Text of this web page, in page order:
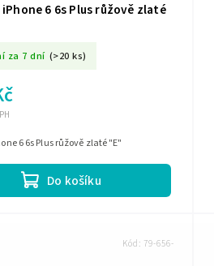
6 6s Plus růžově zlaté
za 7 dní (>20 ks)
Do košíku
6 6s Plus růžově zlaté "E"
Kód: 79-656-